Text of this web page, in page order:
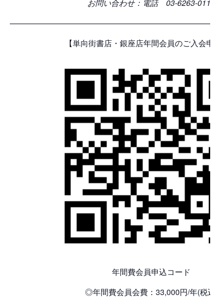
お問い合わせ：電話 03-6263-0116
【単向街書店・銀座店年間会員のご入会申
年間費会員申込コード
◎年間費会員会費：33,000円/年(税込)